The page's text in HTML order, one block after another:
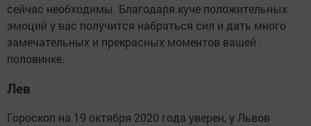
сейчас необходимы. Благодаря куче положительных
эмоций у вас получится набраться сил и дать много
замечательных и прекрасных моментов вашей
половинке.
Лев
Гороскоп на 19 октября 2020 года уверен, у Львов